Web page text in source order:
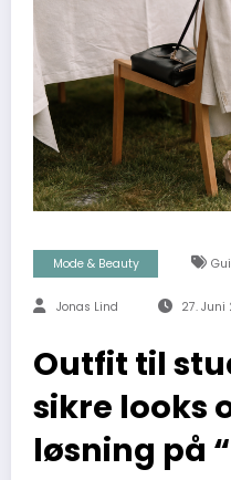
Mode & Beauty
Jonas Lind 27. Juni
Outfit til
sikre looks
løsning på